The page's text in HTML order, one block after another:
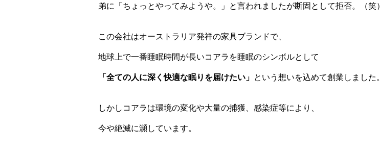
弟に「ちょっとやってみようや。」と言われましたが断固として拒否。（笑）
この会社はオーストラリア発祥の家具ブランドで、
地球上で一番睡眠時間が長いコアラを睡眠のシンボルとして
「全ての人に深く快適な眠りを届けたい」 という想いを込めて創業しました。
しかしコアラは環境の変化や大量の捕獲、感染症等により、
今や絶滅に瀕しています。